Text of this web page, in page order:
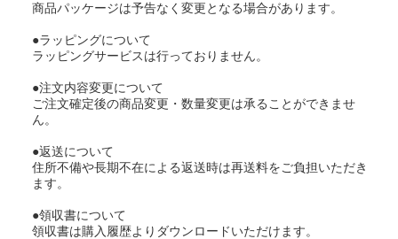
商品パッケージは予告なく変更となる場合があります。
●ラッピングについて
ラッピングサービスは行っておりません。
●注文内容変更について
ご注文確定後の商品変更・数量変更は承ることができませ
ん。
●返送について
住所不備や長期不在による返送時は再送料をご負担いただき
ます。
●領収書について
領収書は購入履歴よりダウンロードいただけます。